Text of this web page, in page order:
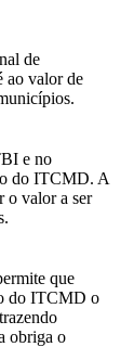
de
ao valor de
e no
do ITCMD. A
o valor a ser
que
do ITCMD o
obriga o